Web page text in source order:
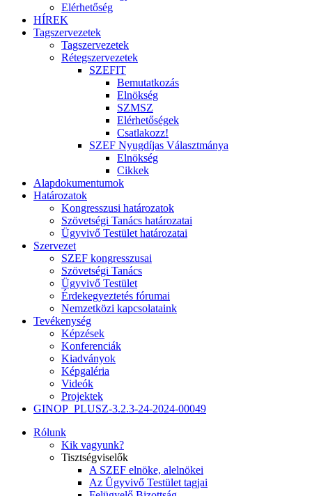
Elérhetőség
HÍREK
Tagszervezetek
Tagszervezetek
Rétegszervezetek
SZEFIT
Bemutatkozás
Elnökség
SZMSZ
Elérhetőségek
Csatlakozz!
SZEF Nyugdíjas Választmánya
Elnökség
Cikkek
Alapdokumentumok
Határozatok
Kongresszusi határozatok
Szövetségi Tanács határozatai
Ügyvivő Testület határozatai
Szervezet
SZEF kongresszusai
Szövetségi Tanács
Ügyvivő Testület
Érdekegyeztetés fórumai
Nemzetközi kapcsolataink
Tevékenység
Képzések
Konferenciák
Kiadványok
Képgaléria
Videók
Projektek
GINOP_PLUSZ-3.2.3-24-2024-00049
Rólunk
Kik vagyunk?
Tisztségviselők
A SZEF elnöke, alelnökei
Az Ügyvivő Testület tagjai